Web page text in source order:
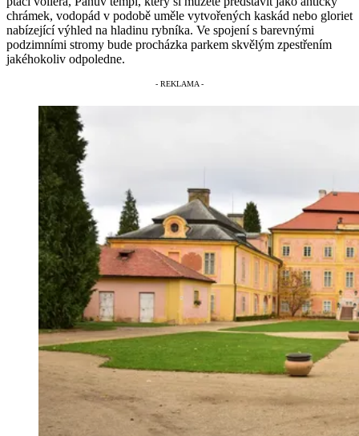
chrámek, vodopád v podobě uměle vytvořených kaskád nebo gloriet
nabízející výhled na hladinu rybníka. Ve spojení s barevnými
podzimními stromy bude procházka parkem skvělým zpestřením
jakéhokoliv odpoledne.